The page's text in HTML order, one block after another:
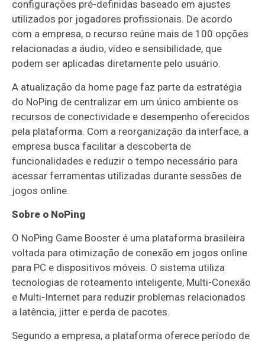
configurações pré-definidas baseado em ajustes
utilizados por jogadores profissionais. De acordo
com a empresa, o recurso reúne mais de 100 opções
relacionadas a áudio, vídeo e sensibilidade, que
podem ser aplicadas diretamente pelo usuário.
A atualização da home page faz parte da estratégia
do NoPing de centralizar em um único ambiente os
recursos de conectividade e desempenho oferecidos
pela plataforma. Com a reorganização da interface, a
empresa busca facilitar a descoberta de
funcionalidades e reduzir o tempo necessário para
acessar ferramentas utilizadas durante sessões de
jogos online.
Sobre o NoPing
O NoPing Game Booster é uma plataforma brasileira
voltada para otimização de conexão em jogos online
para PC e dispositivos móveis. O sistema utiliza
tecnologias de roteamento inteligente, Multi-Conexão
e Multi-Internet para reduzir problemas relacionados
a latência, jitter e perda de pacotes.
Segundo a empresa, a plataforma oferece período de